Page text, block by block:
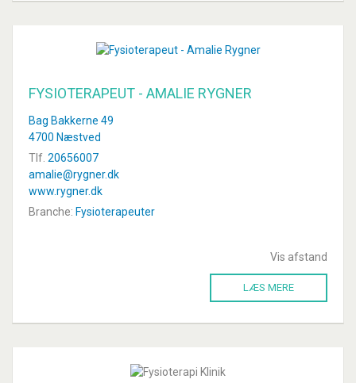
FYSIOTERAPEUT - AMALIE RYGNER
Bag Bakkerne 49
4700 Næstved
Tlf. 20656007
amalie@rygner.dk
www.rygner.dk
Branche: Fysioterapeuter
Vis afstand
LÆS MERE